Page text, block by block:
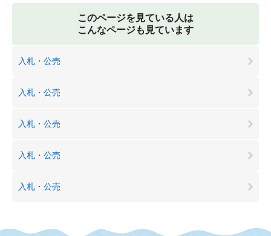
このページを見ている人は
こんなページも見ています
入札・公売
入札・公売
入札・公売
入札・公売
入札・公売